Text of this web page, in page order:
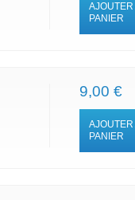
AJOUTER
PANIER
9,00 €
AJOUTER
PANIER